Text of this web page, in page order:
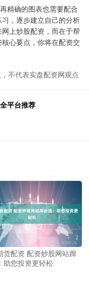
精确的图表也需要配合
，逐步建立自己的分析
上炒股配资，而在于帮
心要点，你将在配资交
不代表实盘配资网观点
平台推荐
货配资 配资炒股网站蹿
助您投资更轻松